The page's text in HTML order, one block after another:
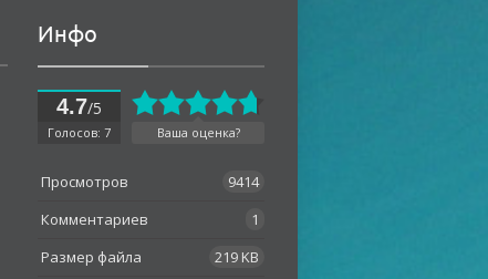
Инфо
4.7/5
Голосов: 7 Ваша оценка?
Просмотров
9414
Комментариев
1
Размер файла
219 KB